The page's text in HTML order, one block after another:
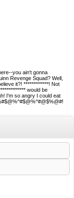
you ain't gonna
Revenge Squad? Well,
it?! *************! Not
would be
I'm so angry I could eat